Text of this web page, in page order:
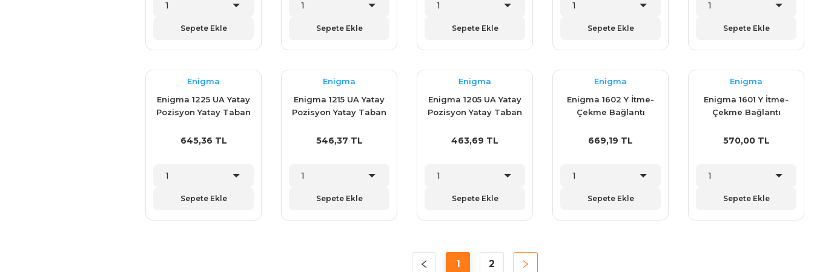
Sepete Ekle Sepete Ekle Sepete Ekle Sepete Ekle Sepete Ekle
Enigma
Enigma 1225 UA Yatay
Pozisyon Yatay Taban
645,36 TL
Sepete Ekle
Enigma
Enigma 1215 UA Yatay
Pozisyon Yatay Taban
546,37 TL
Sepete Ekle
Enigma
Enigma 1205 UA Yatay
Pozisyon Yatay Taban
463,69 TL
Sepete Ekle
Enigma
Enigma 1602 Y İtme-
Çekme Bağlantı
Y)
669,19 TL
Sepete Ekle
Enigma
Enigma 1601 Y İtme-
Çekme Bağlantı
Y)
570,00 TL
Sepete Ekle
1 2